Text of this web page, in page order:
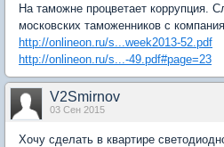
На таможне процветает коррупция.
московских таможенников с
http://onlineon.ru/s...week2013-52.pdf
http://onlineon.ru/s...-49.pdf#page=23
V2Smirnov
03 Сен 2015
Хочу сделать в квартире